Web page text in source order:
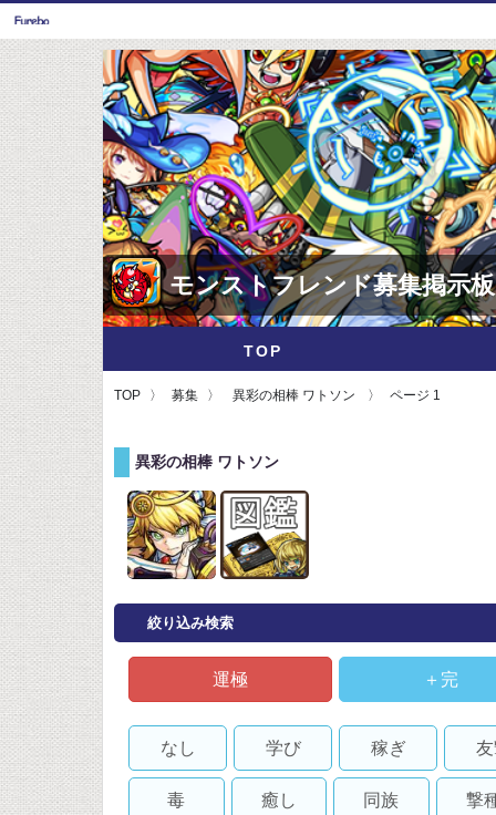
モンストフレンド募集掲示板
TOP
TOP 募集 異彩の相棒 ワトソン ページ 1
異彩の相棒 ワトソン
絞り込み検索
運極 ＋完
なし 学び 稼ぎ
毒 癒し 同族 撃